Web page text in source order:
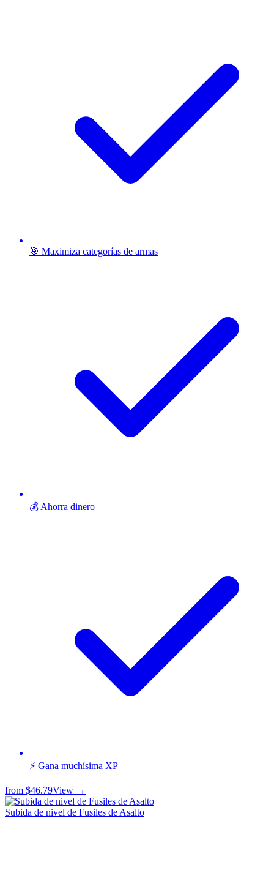
🎯 Maximiza categorías de armas
💰 Ahorra dinero
⚡ Gana muchísima XP
from $46.79View →
Subida de nivel de Fusiles de Asalto